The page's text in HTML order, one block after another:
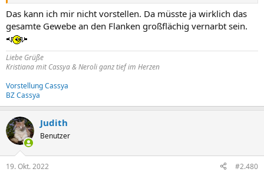
Das kann ich mir nicht vorstellen. Da müsste ja wirklich das
gesamte Gewebe an den Flanken großflächig vernarbt sein.
Liebe Grüße
Kristiana mit Cassya & Neroli ganz tief im Herzen
Vorstellung Cassya
BZ Cassya
Judith
Benutzer
19. Okt. 2022 #2.480